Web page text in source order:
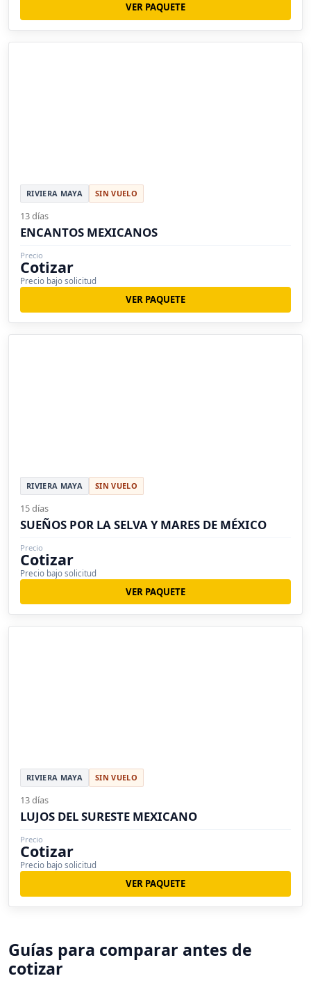
VER PAQUETE
RIVIERA MAYA SIN VUELO
13 días
ENCANTOS MEXICANOS
Precio
Cotizar
Precio bajo solicitud
VER PAQUETE
RIVIERA MAYA SIN VUELO
15 días
SUEÑOS POR LA SELVA Y MARES DE MÉXICO
Precio
Cotizar
Precio bajo solicitud
VER PAQUETE
RIVIERA MAYA SIN VUELO
13 días
LUJOS DEL SURESTE MEXICANO
Precio
Cotizar
Precio bajo solicitud
VER PAQUETE
Guías para comparar antes de
cotizar